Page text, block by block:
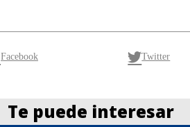
Facebook Twitter
Te puede interesar